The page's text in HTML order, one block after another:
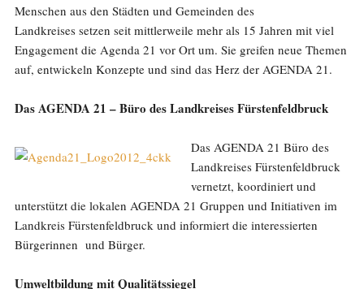
Menschen aus den Städten und Gemeinden des
Landkreises setzen seit mittlerweile mehr als 15 Jahren mit viel
Engagement die Agenda 21 vor Ort um. Sie greifen neue Themen
auf, entwickeln Konzepte und sind das Herz der AGENDA 21.
Das AGENDA 21 – Büro des Landkreises Fürstenfeldbruck
Das AGENDA 21 Büro des
Landkreises Fürstenfeldbruck
vernetzt, koordiniert und
unterstützt die lokalen AGENDA 21 Gruppen und Initiativen im
Landkreis Fürstenfeldbruck und informiert die interessierten
Bürgerinnen und Bürger.
Umweltbildung mit Qualitätssiegel